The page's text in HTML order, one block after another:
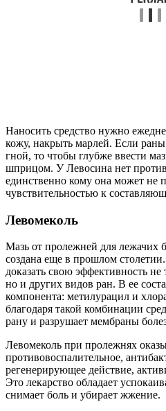
Наносить средство нужно
кожу, накрыть марлей. Если
гной, то чтобы глубже ввести
шприцом. У Левосина нет
единственно кому она может не
чувствительностью к
Левомеколь
Мазь от пролежней для лежачих
создана еще в прошлом
доказать свою эффективность
но и других видов ран. В ее
компонента: метилурацил и
благодаря такой комбинации
рану и разрушает мембраны
Левомеколь при пролежнях
противовоспалительное,
регенерирующее действие,
Это лекарство обладает
снимает боль и убирает жжение.